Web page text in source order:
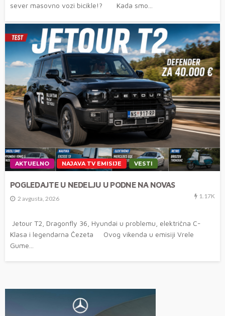
sever masovno vozi bicikle!? Kada smo...
AKTUELNO NAJAVA TV EMISIJE VESTI
POGLEDAJTE U NEDELJU U PODNE NA NOVAS
2 avgusta, 2026 1.17K
Jetour T2, Dragonfly 36, Hyundai u problemu, električna C-
Klasa i legendarna Čezeta Ovog vikenda u emisiji Vrele
Gume...